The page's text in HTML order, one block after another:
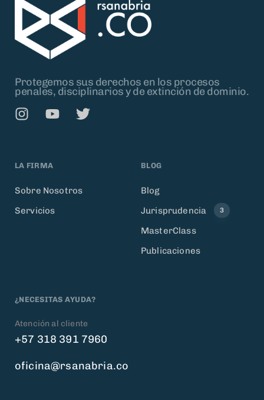
Protegemos sus derechos en los procesos
penales, disciplinarios y de extinción de dominio.
LA FIRMA
Sobre Nosotros
Servicios
BLOG
Blog
Jurisprudencia
3
MasterClass
Publicaciones
¿NECESITAS AYUDA?
Atención al cliente
+57 318 391 7960
oficina@rsanabria.co